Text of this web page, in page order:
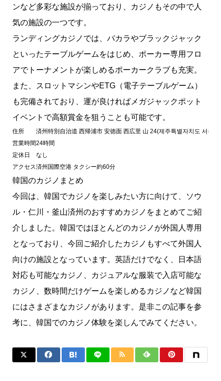
ンなど多彩な施設が揃っており、カジノもその中で人
気の施設の一つです。
ランディングカジノでは、バカラやブラックジャック
といったテーブルゲームをはじめ、ポーカー専用フロ
アでトーナメントが楽しめるポーカークラブも充実。
また、スロットマシンやETG（電子テーブルゲーム）
も完備されており、運が良ければメガジャックポット
イベントで高額賞金を狙うことも可能です。
住所
済州特別自治道 西帰浦市 安徳面 西広里 山 24(제주특별자치도 서귀
営業時間24時間
定休日
なし
アクセス済州国際空港 タクシー約60分
韓国のカジノまとめ
今回は、韓国でカジノを楽しみたい方に向けて、ソウ
ル・仁川・釜山済州のおすすめカジノをまとめてご紹
介しました。韓国ではほとんどのカジノが外国人専用
となっており、今回ご紹介したカジノもすべて外国人
向けの施設となっています。英語だけでなく、日本語
対応も可能なカジノ、カジュアルな服装で入店可能な
カジノ、数時間だけゲームを楽しめるカジノなど韓国
にはさまざまなカジノがあります。是非この記事を参
考に、韓国でのカジノ体験を楽しんでみてください。